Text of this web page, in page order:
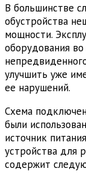
В большинстве
обустройства
мощности.
оборудования
улучшить уже
ее нарушений.
Схема
были
источник
устройства для
содержит